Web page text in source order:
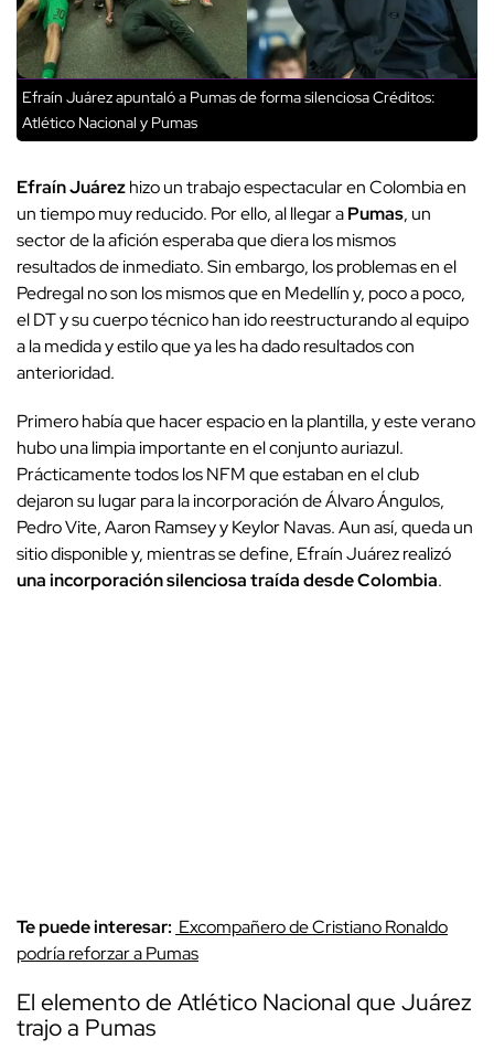
Efraín Juárez apuntaló a Pumas de forma silenciosaCréditos:
Atlético Nacional y Pumas
Efraín Juárezhizo un trabajo espectacular en Colombia en
un tiempo muy reducido. Por ello, al llegar aPumas, un
sector de la afición esperaba que diera los mismos
resultados de inmediato. Sin embargo, los problemas en el
Pedregal no son los mismos que en Medellín y, poco a poco,
el DT y su cuerpo técnico han ido reestructurando al equipo
a la medida y estilo que ya les ha dado resultados con
anterioridad.
Primero había que hacer espacio en la plantilla, y este verano
hubo una limpia importante en el conjunto auriazul.
Prácticamente todos los NFM que estaban en el club
dejaron su lugar para la incorporación de Álvaro Ángulos,
Pedro Vite, Aaron Ramsey y Keylor Navas. Aun así, queda un
sitio disponible y, mientras se define, Efraín Juárez realizó
una incorporación silenciosa traída desde Colombia.
Te puede interesar: Excompañero de Cristiano Ronaldo
podría reforzar a Pumas
El elemento de Atlético Nacional que Juárez
trajo a Pumas